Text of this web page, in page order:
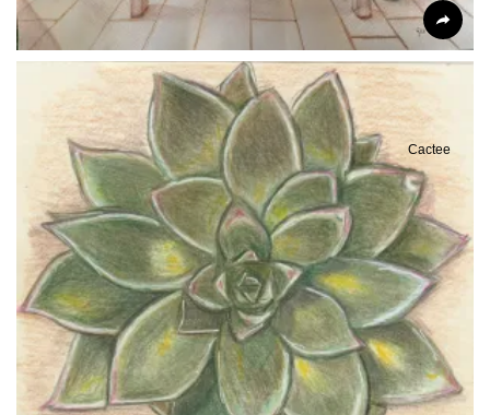
Cactee